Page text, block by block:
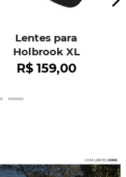
Lentes para
Holbrook XL
R$ 159,00